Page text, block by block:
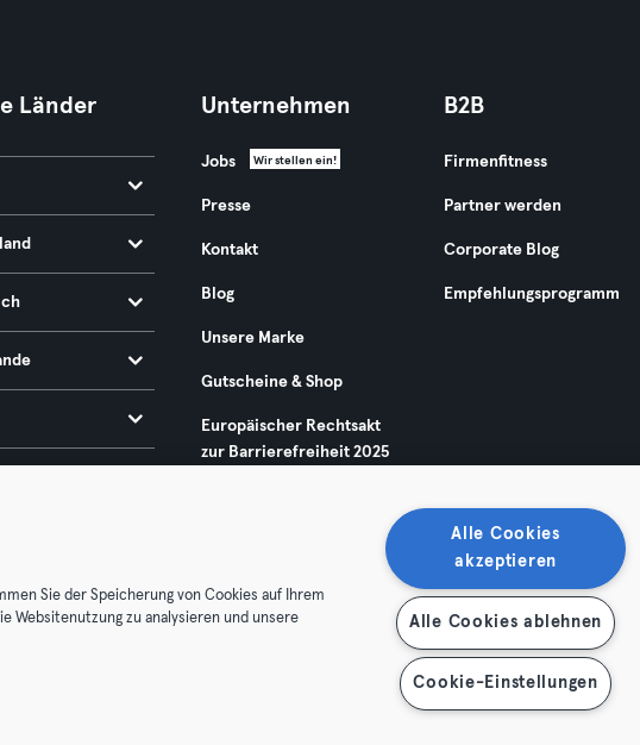
Länder Unternehmen
Jobs Wir stellen ein!
Presse
Kontakt
Blog
Unsere Marke
Gutscheine & Shop
Europäischer Rechtsakt
zur Barrierefreiheit 2025
B2B
Firmenfitness
Partner werden
Corporate Blog
Empfehlungsprogramm
Vertrag hier kündigen Hier Verträge widerrufen
Sie der Speicherung von Cookies auf Ihrem
Websitenutzung zu analysieren und unsere
Alle Cookies
akzeptieren
Alle Cookies ablehnen
Cookie-Einstellungen